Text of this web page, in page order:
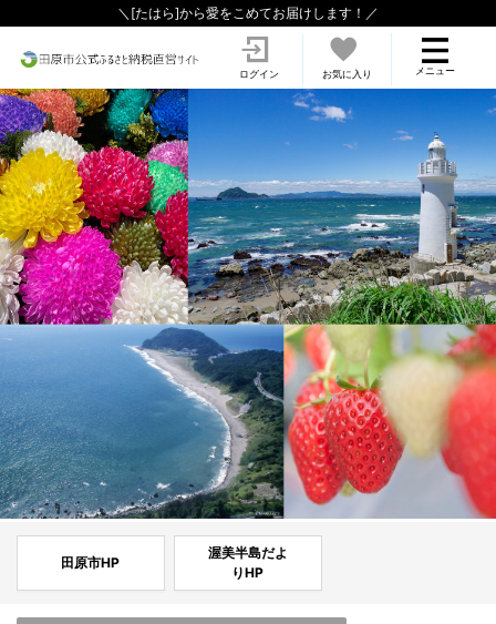
＼ [たはら]から愛をこめてお届けします ！／
ログイン お気に入り メニュー
田原市HP
渥美半島だよ
りHP